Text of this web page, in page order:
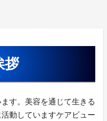
拶
す。美容を通じて生きる
動していますケアビュー